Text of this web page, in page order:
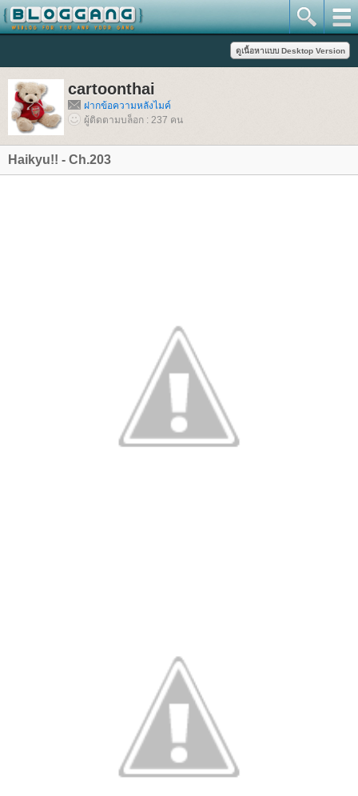
cartoonthai
ฝากข้อความหลังไมค์
ผู้ติดตามบล็อก : 237 คน
Haikyu!! - Ch.203